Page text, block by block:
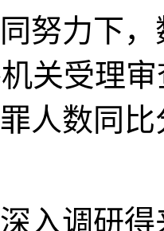
力下，
关受理
人数同
调研得